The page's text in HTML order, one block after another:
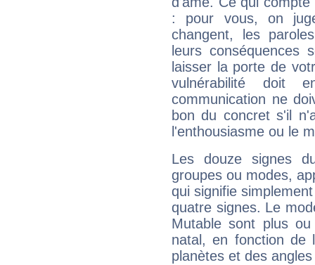
: pour vous, on
changent, les
leurs conséquences
laisser la porte de
vulnérabilité doit
communication ne
bon du concret s'il
l'enthousiasme ou le
Les douze signes
groupes ou modes,
qui signifie
quatre signes. Le
Mutable sont plus
natal, en fonction de
planètes et des